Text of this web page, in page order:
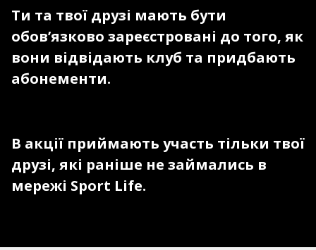
Ти та твої друзі мають бути
обов’язково зареєстровані до того, як
вони відвідають клуб та придбають
абонементи.
В акції приймають участь тільки твої
друзі, які раніше не займались в
мережі Sport Life.